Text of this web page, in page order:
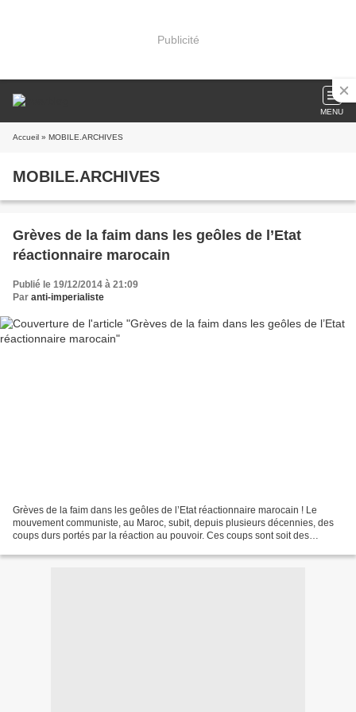
Publicité
MENU
Accueil » MOBILE.ARCHIVES
MOBILE.ARCHIVES
Grèves de la faim dans les geôles de l’Etat
réactionnaire marocain
Publié le 19/12/2014 à 21:09
Par anti-imperialiste
Grèves de la faim dans les geôles de l’Etat réactionnaire marocain ! Le
mouvement communiste, au Maroc, subit, depuis plusieurs décennies, des
coups durs portés par la réaction au pouvoir. Ces coups sont soit des